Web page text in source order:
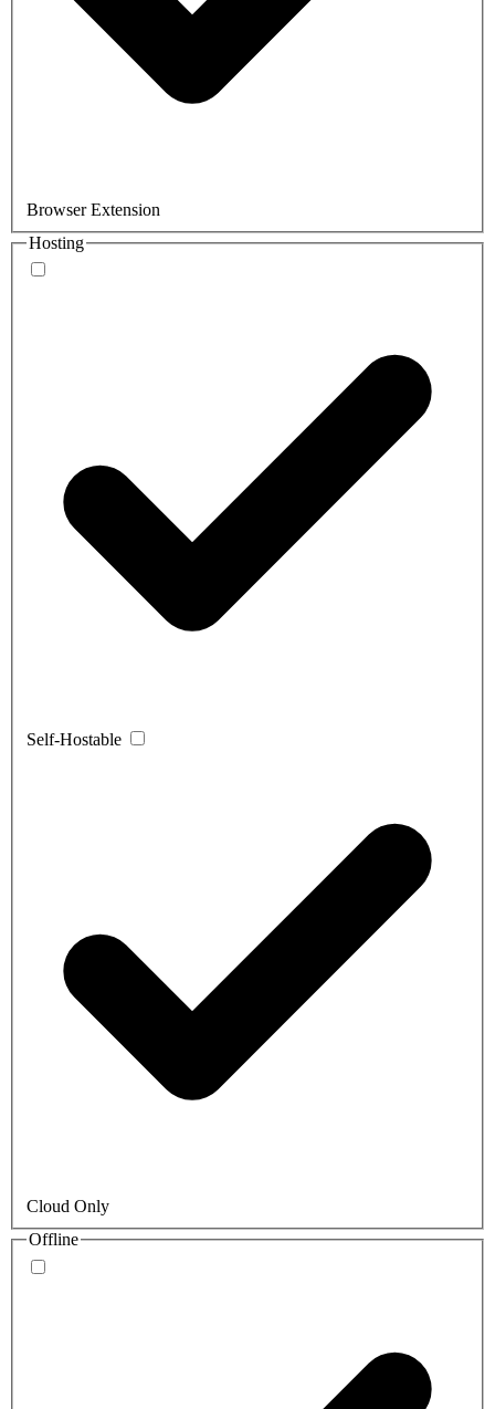
Browser Extension
Hosting
Self-Hostable
Cloud Only
Offline